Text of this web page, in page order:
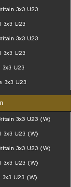
3x3 U23
3x3 U23
3x3 U23
3x3 U23
U23
3x3 U23
3x3 U23 (W)
3x3 U23 (W)
3x3 U23 (W)
3x3 U23 (W)
U23 (W)